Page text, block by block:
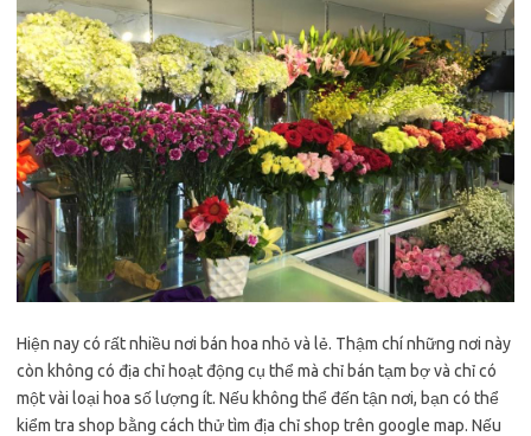
Hiện nay có rất nhiều nơi bán hoa nhỏ và lẻ. Thậm chí những nơi này
còn không có địa chỉ hoạt động cụ thể mà chỉ bán tạm bợ và chỉ có
một vài loại hoa số lượng ít. Nếu không thể đến tận nơi, bạn có thể
kiểm tra shop bằng cách thử tìm địa chỉ shop trên google map. Nếu